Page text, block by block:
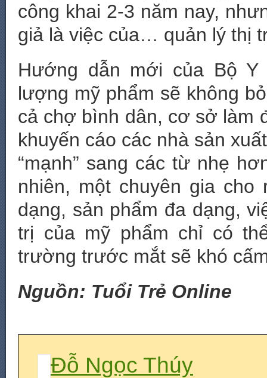
công khai 2-3 năm nay,
giả là việc của… quản lý thị
Hướng dẫn mới của Bộ
lượng mỹ phẩm sẽ không
cả chợ bình dân, cơ sở làm
khuyến cáo các nhà sản
“mạnh” sang các từ nhẹ
nhiên, một chuyên gia
dạng, sản phẩm đa dạng,
trị của mỹ phẩm chỉ có
trường trước mắt sẽ khó
Nguồn: Tuổi Trẻ Online
Đỗ Ngọc Thúy